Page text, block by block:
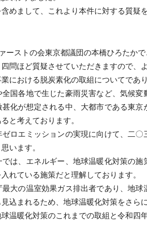
めまして、これより本件に対する質疑を
ストの会東京都議団の本橋ひろたかで
問ほど質疑させていただきますので、
における脱炭素化の取組についてであり
国各地で生じた豪雨災害など、気候
甚化が想定される中、大都市である東
と考えております。
ロエミッションの実現に向けて、二
います。
は、エネルギー、地球温暖化対策の施
れている施策だと理解しております。
大の温室効果ガス排出者であり、地
込まれるため、地球温暖化対策をさら
温暖化対策のこれまでの取組と令和四